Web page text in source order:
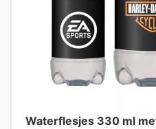
Waterflesjes 330 ml